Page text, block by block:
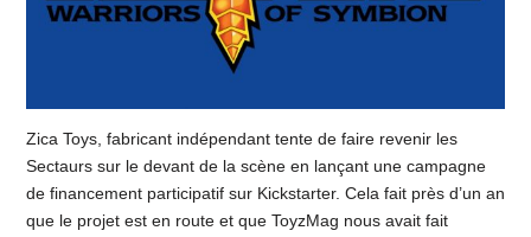
Zica Toys, fabricant indépendant tente de faire revenir les
Sectaurs sur le devant de la scène en lançant une campagne
de financement participatif sur Kickstarter. Cela fait près d’un an
que le projet est en route et que ToyzMag nous avait fait